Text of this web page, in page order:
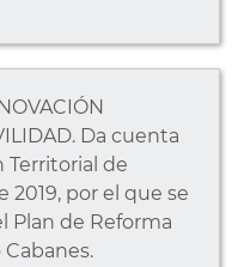
Da cuenta
Territorial de
2019, por el que se
Plan de Reforma